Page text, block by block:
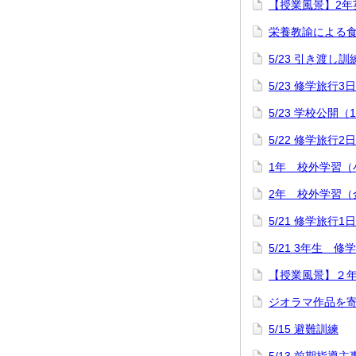
【授業風景】2
栄養教諭による
5/23 引き渡し訓
5/23 修学旅行3
5/23 学校公開（
5/22 修学旅行2
1年 校外学習（
2年 校外学習（
5/21 修学旅行1
5/21 3年生 修学
【授業風景】２
ジオラマ作品を
5/15 避難訓練